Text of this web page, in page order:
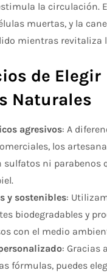
la circulación.
muertas, y la
mientras revitaliza
de Elegir
Naturales
agresivos: A
los
sulfatos ni parabenos
y sostenibles:
biodegradables y
con el medio
: Gracias
fórmulas, puedes